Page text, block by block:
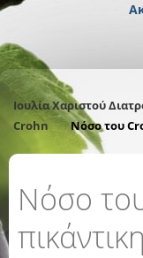
Ιουλία Χαριστού
Crohn
Νόσο του
Νόσο